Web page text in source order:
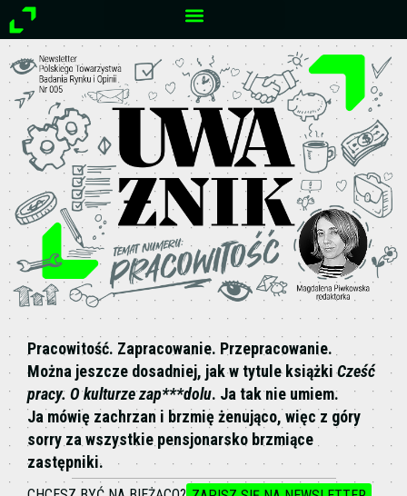
Przejdź
do
treści
Pracowitość. Zapracowanie. Przepracowanie.
Można jeszcze dosadniej, jak w tytule książkiCześć
pracy. O kulturze zap***dolu. Ja tak nie umiem.
Ja mówię zachrzan i brzmię żenująco, więc z góry
sorry za wszystkie pensjonarsko brzmiące
zastępniki.